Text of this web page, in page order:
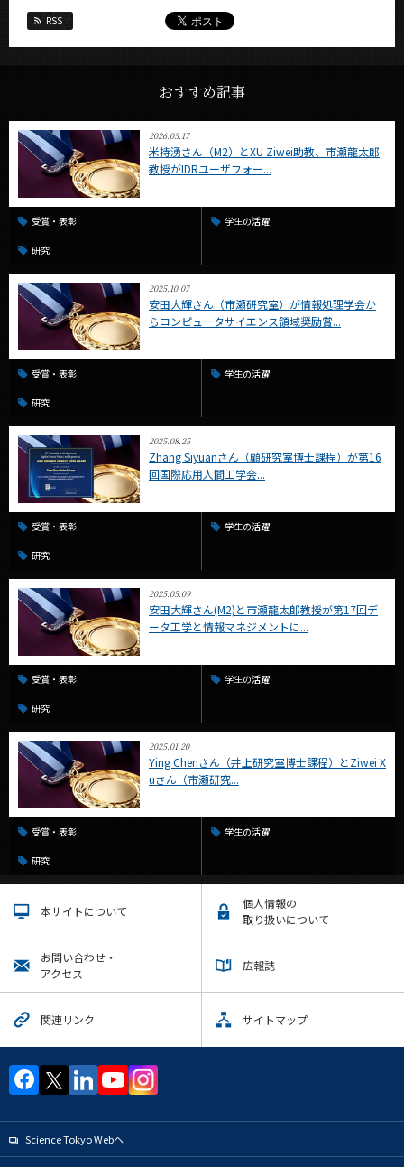
RSS
おすすめ記事
2026.03.17
米持湧さん（M2）とXU Ziwei助教、市瀬龍太郎
教授がIDRユーザフォー...
受賞・表彰 学生の活躍
研究
2025.10.07
安田大輝さん（市瀬研究室）が情報処理学会か
らコンピュータサイエンス領域奨励賞...
受賞・表彰 学生の活躍
研究
2025.08.25
Zhang Siyuanさん（顧研究室博士課程）が第16
回国際応用人間工学会...
受賞・表彰 学生の活躍
研究
2025.05.09
安田大輝さん(M2)と市瀬龍太郎教授が第17回デ
ータ工学と情報マネジメントに...
受賞・表彰 学生の活躍
研究
2025.01.20
Ying Chenさん（井上研究室博士課程）とZiwei X
uさん（市瀬研究...
受賞・表彰 学生の活躍
研究
本サイトについて
個人情報の
取り扱いについて
お問い合わせ・
アクセス
広報誌
関連リンク サイトマップ
Science Tokyo Webヘ